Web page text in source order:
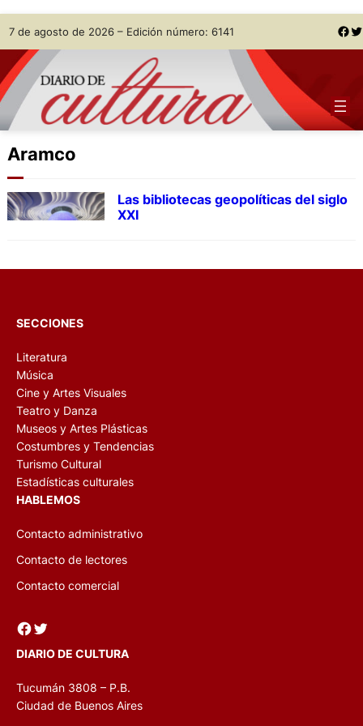
Skip
to
content
7 de agosto de 2026 – Edición número: 6141 Facebook Twitter
Aramco
Las bibliotecas geopolíticas del siglo
XXI
SECCIONES
Literatura
Música
Cine y Artes Visuales
Teatro y Danza
Museos y Artes Plásticas
Costumbres y Tendencias
Turismo Cultural
Estadísticas culturales
HABLEMOS
Contacto administrativo
Contacto de lectores
Contacto comercial
Facebook Twitter
DIARIO DE CULTURA
Tucumán 3808 – P.B.
Ciudad de Buenos Aires